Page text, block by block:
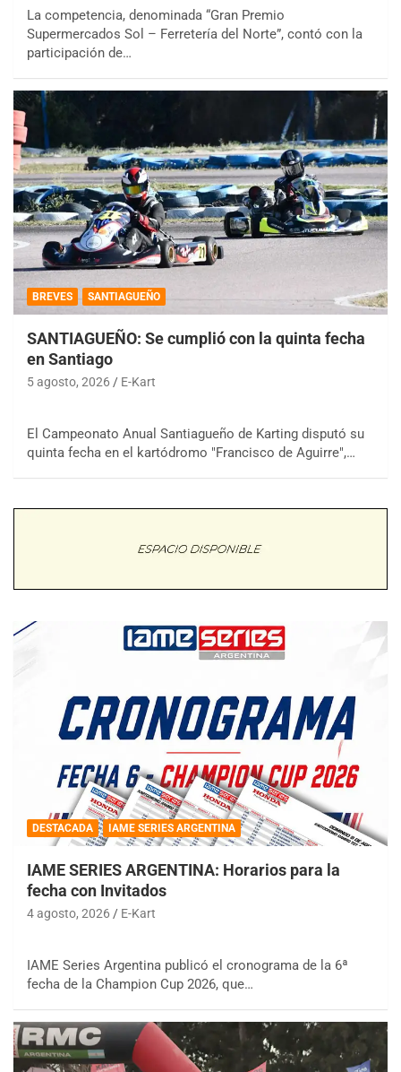
La competencia, denominada “Gran Premio
Supermercados Sol – Ferretería del Norte”, contó con la
participación de…
BREVES SANTIAGUEÑO
SANTIAGUEÑO: Se cumplió con la quinta fecha
en Santiago
5 agosto, 2026 E-Kart
El Campeonato Anual Santiagueño de Karting disputó su
quinta fecha en el kartódromo "Francisco de Aguirre",…
DESTACADA IAME SERIES ARGENTINA
IAME SERIES ARGENTINA: Horarios para la
fecha con Invitados
4 agosto, 2026 E-Kart
IAME Series Argentina publicó el cronograma de la 6ª
fecha de la Champion Cup 2026, que…